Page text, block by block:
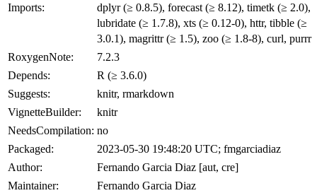
Imports:
dplyr (≥ 0.8.5), forecast (≥ 8.12), timetk (≥ 2.0),
lubridate (≥ 1.7.8), xts (≥ 0.12-0), httr, tibble (≥
3.0.1), magrittr (≥ 1.5), zoo (≥ 1.8-8), curl, purrr
RoxygenNote:
7.2.3
Depends:
R (≥ 3.6.0)
Suggests:
knitr, rmarkdown
VignetteBuilder:
knitr
NeedsCompilation: no
Packaged:
2023-05-30 19:48:20 UTC; fmgarciadiaz
Author:
Fernando Garcia Diaz [aut, cre]
Maintainer:
Fernando Garcia Diaz